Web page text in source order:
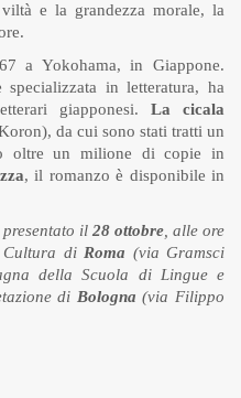
e la grandezza morale, la
a Yokohama, in Giappone.
specializzata in letteratura, ha
giapponesi.La cicala
da cui sono stati tratti un
oltre un milione di copie in
, il romanzo è disponibile in
il 28 ottobre , alle ore
Cultura di Roma (via Gramsci
della Scuola di Lingue e
di Bologna (via Filippo